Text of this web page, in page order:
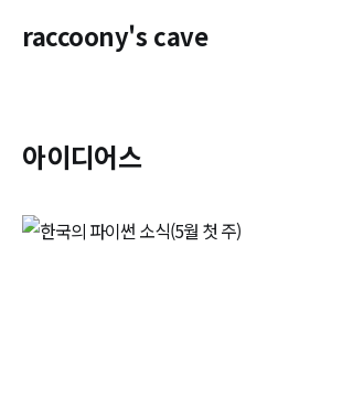
raccoony's cave
아이디어스